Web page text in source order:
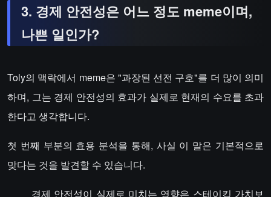
3. 경제 안전성은 어느 정도 meme이며,
나쁜 일인가?
Toly의 맥락에서 meme은 "과장된 선전 구호"를 더 많이 의미
하며, 그는 경제 안전성의 효과가 실제로 현재의 수요를 초과
한다고 생각합니다.
첫 번째 부분의 효용 분석을 통해, 사실 이 말은 기본적으로
맞다는 것을 발견할 수 있습니다.
경제 안전성이 실제로 미치는 영향은 스테이킹 가치보